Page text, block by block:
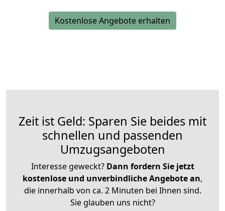
Kostenlose Angebote erhalten
Zeit ist Geld: Sparen Sie beides mit
schnellen und passenden
Umzugsangeboten
Interesse geweckt? Dann fordern Sie jetzt
kostenlose und unverbindliche Angebote an,
die innerhalb von ca. 2 Minuten bei Ihnen sind.
Sie glauben uns nicht?